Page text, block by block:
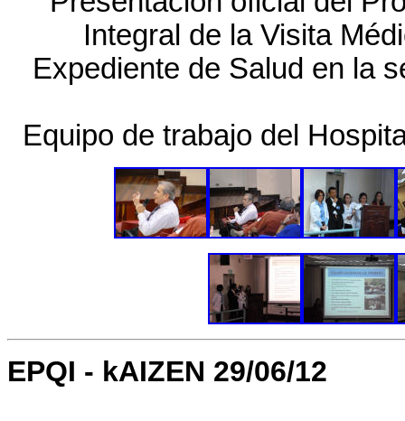
Integral de la Visita
Expediente de Salud en la
Equipo de trabajo del
EPQI - kAIZEN 29/06/12